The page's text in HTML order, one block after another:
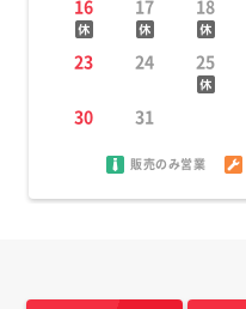
16 17 18
23 24 25
30 31
販売のみ営業